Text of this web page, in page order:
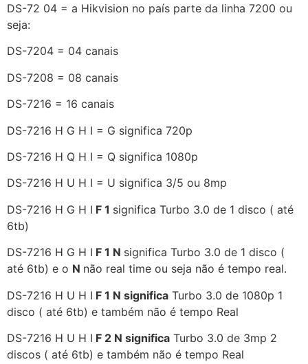
DS-72 04 = a Hikvision no país parte da linha 7200 ou
seja:
DS-7204 = 04 canais
DS-7208 = 08 canais
DS-7216 = 16 canais
DS-7216 H G H I = G significa 720p
DS-7216 H Q H I = Q significa 1080p
DS-7216 H U H I = U significa 3/5 ou 8mp
DS-7216 H G H I F 1 significa Turbo 3.0 de 1 disco ( até
6tb)
DS-7216 H G H I F 1 N significa Turbo 3.0 de 1 disco (
até 6tb) e o N não real time ou seja não é tempo real.
DS-7216 H U H I F 1 N significa Turbo 3.0 de 1080p 1
disco ( até 6tb) e também não é tempo Real
DS-7216 H U H I F 2 N significa Turbo 3.0 de 3mp 2
discos ( até 6tb) e também não é tempo Real